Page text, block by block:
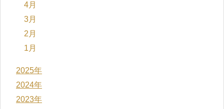
4月
3月
2月
1月
2025年
2024年
2023年